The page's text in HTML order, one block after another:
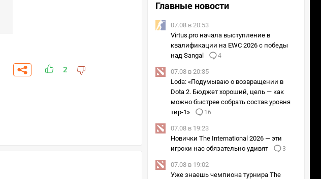
2
Главные новости
07.08 в 20:53
Virtus.pro начала выступление в
квалификации на EWC 2026 с победы
над Sangal
4
07.08 в 20:35
Loda: «Подумываю о возвращении в
Dota 2. Бюджет хороший, цель — как
можно быстрее собрать состав уровня
тир-1»
16
07.08 в 19:23
Новички The International 2026 — эти
игроки нас обязательно удивят
3
07.08 в 19:02
Уже знаешь чемпиона турнира The